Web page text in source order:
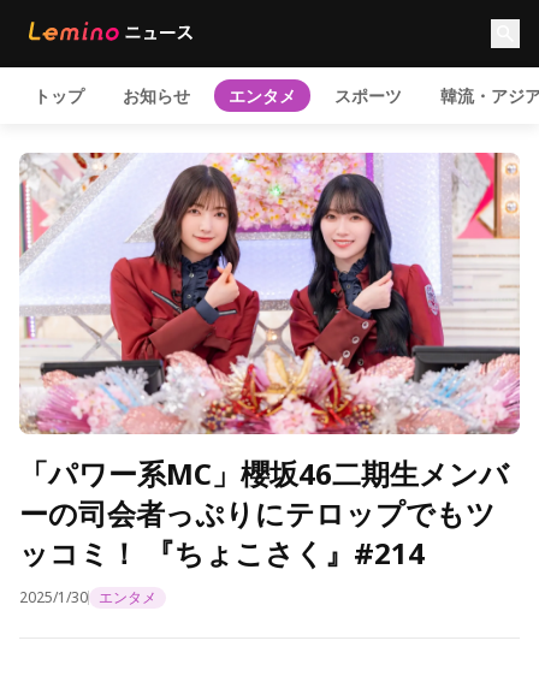
トップ お知らせ エンタメ スポーツ 韓流・アジ
「パワー系MC」櫻坂46二期生メンバ
ーの司会者っぷりにテロップでもツ
ッコミ！ 『ちょこさく』#214
2025/1/30 エンタメ